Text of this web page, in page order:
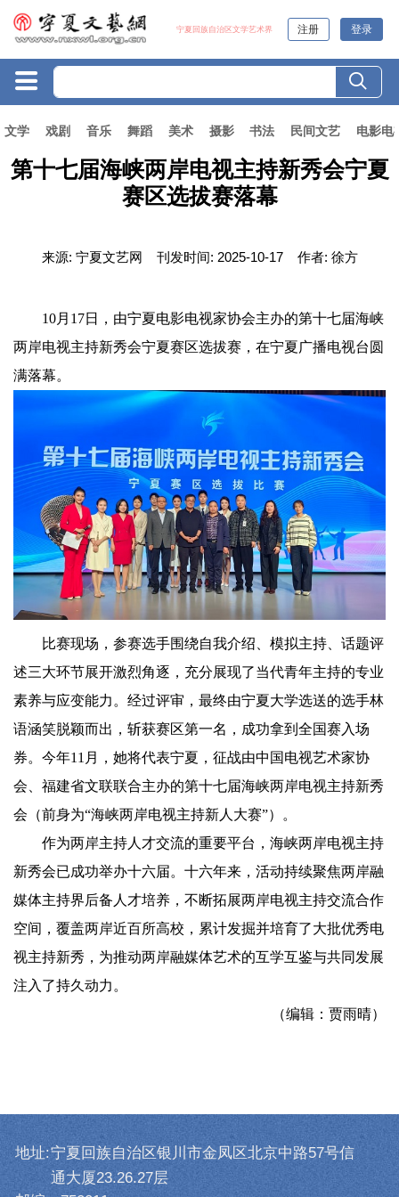
宁夏回族自治区文学艺术界 注册 登录
文学 戏剧 音乐 舞蹈 美术 摄影 书法 民间文艺 电影电
第十七届海峡两岸电视主持新秀会宁夏
赛区选拔赛落幕
来源: 宁夏文艺网 刊发时间: 2025-10-17 作者: 徐方
10月17日，由宁夏电影电视家协会主办的第十七届海峡
两岸电视主持新秀会宁夏赛区选拔赛，在宁夏广播电视台圆
满落幕。
比赛现场，参赛选手围绕自我介绍、模拟主持、话题评
述三大环节展开激烈角逐，充分展现了当代青年主持的专业
素养与应变能力。经过评审，最终由宁夏大学选送的选手林
语涵笑脱颖而出，斩获赛区第一名，成功拿到全国赛入场
券。今年11月，她将代表宁夏，征战由中国电视艺术家协
会、福建省文联联合主办的第十七届海峡两岸电视主持新秀
会（前身为“海峡两岸电视主持新人大赛”）。
作为两岸主持人才交流的重要平台，海峡两岸电视主持
新秀会已成功举办十六届。十六年来，活动持续聚焦两岸融
媒体主持界后备人才培养，不断拓展两岸电视主持交流合作
空间，覆盖两岸近百所高校，累计发掘并培育了大批优秀电
视主持新秀，为推动两岸融媒体艺术的互学互鉴与共同发展
注入了持久动力。
（编辑：贾雨晴）
地址:宁夏回族自治区银川市金凤区北京中路57号信
通大厦23.26.27层